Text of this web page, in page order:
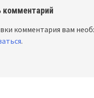
комментарий
комментария вам
.